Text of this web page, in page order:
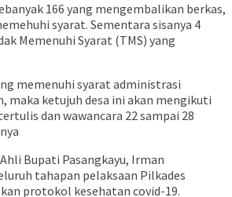
166 yang mengembalikan berkas,
syarat. Sementara sisanya 4
Memenuhi Syarat (TMS) yang
memenuhi syarat administrasi
maka ketujuh desa ini akan mengikuti
dan wawancara 22 sampai 28
Bupati Pasangkayu, Irman
tahapan pelaksaan Pilkades
protokol kesehatan covid-19.